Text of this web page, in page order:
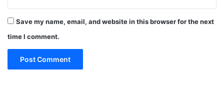
Save my name, email, and website in this browser for the next
time I comment.